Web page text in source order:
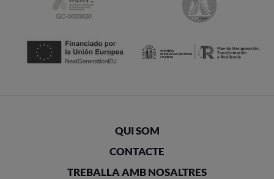
QUI SOM
CONTACTE
TREBALLA AMB NOSALTRES